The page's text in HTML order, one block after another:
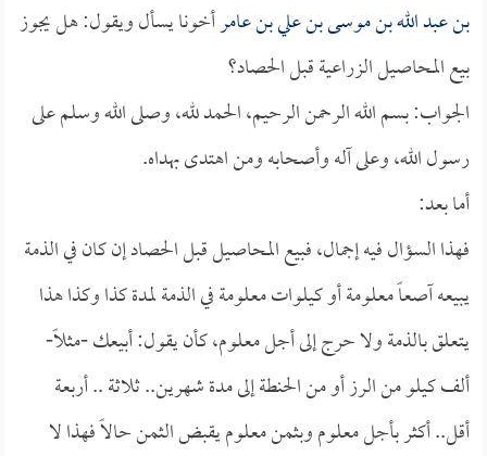
بن عبد الله بن موسى بن علي بن عامرأخونا يسأل ويقول: هل يجوز
بيع المحاصيل الزراعية قبل الحصاد؟
الجواب: بسم الله الرحمن الرحيم، الحمد لله، وصلى الله وسلم على
رسول الله، وعلى آله وأصحابه ومن اهتدى بهداه.
أما بعد:
فهذا السؤال فيه إجمال، فبيع المحاصيل قبل الحصاد إن كان في الذمة
يبيعه آصعاً معلومة أو كيلوات معلومة في الذمة لمدة كذا وكذا هذا
يتعلق بالذمة ولا حرج إلى أجل معلوم، كأن يقول: أبيعك -مثلاً-
ألف كيلو من الرز أو من الحنطة إلى مدة شهرين.. ثلاثة .. أربعة
أقل.. أكثر بأجل معلوم وبثمن معلوم يقبض الثمن حالاً فهذا لا